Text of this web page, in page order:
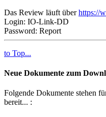
Das Review läuft überhttps://
Login: IO-Link-DD
Password: Report
to Top...
Neue Dokumente zum
Folgende Dokumente stehen
bereit... :